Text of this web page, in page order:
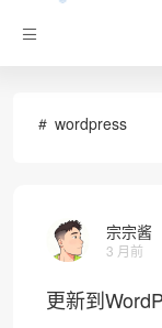
wordpress
宗宗酱
3 月前
更新到